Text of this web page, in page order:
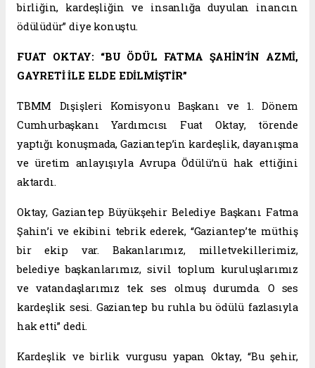
birliğin, kardeşliğin ve insanlığa duyulan inancın
ödülüdür” diye konuştu.
FUAT OKTAY: “BU ÖDÜL FATMA ŞAHİN’İN AZMİ,
GAYRETİ İLE ELDE EDİLMİŞTİR”
TBMM Dışişleri Komisyonu Başkanı ve 1. Dönem
Cumhurbaşkanı Yardımcısı Fuat Oktay, törende
yaptığı konuşmada, Gaziantep’in kardeşlik, dayanışma
ve üretim anlayışıyla Avrupa Ödülü’nü hak ettiğini
aktardı.
Oktay, Gaziantep Büyükşehir Belediye Başkanı Fatma
Şahin’i ve ekibini tebrik ederek, “Gaziantep’te müthiş
bir ekip var. Bakanlarımız, milletvekillerimiz,
belediye başkanlarımız, sivil toplum kuruluşlarımız
ve vatandaşlarımız tek ses olmuş durumda. O ses
kardeşlik sesi. Gaziantep bu ruhla bu ödülü fazlasıyla
hak etti” dedi.
Kardeşlik ve birlik vurgusu yapan Oktay, “Bu şehir,